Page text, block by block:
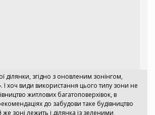
ділянки, згідно з оновленим зонінгом,
І хоч види використання цього типу зони не
житлових багатоповерхівок, в
до забудови таке будівництво
зоні лежить і ділянка із зеленими